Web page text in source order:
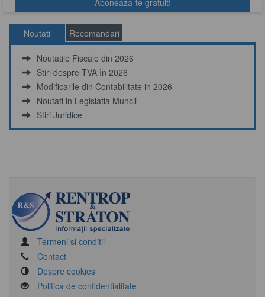
Noutati Recomandari
Noutatile Fiscale din 2026
Stiri despre TVA în 2026
Modificarile din Contabilitate in 2026
Noutati in Legislatia Muncii
Stiri Juridice
Termeni si conditii
Contact
Despre cookies
Politica de confidentialitate